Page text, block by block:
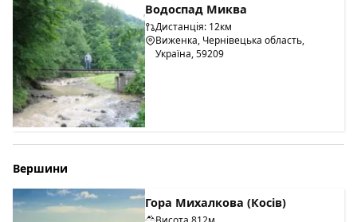
Водоспад Миква
Дистанція: 12км
Виженка, Чернівецька область,
Україна, 59209
Вершини
Гора Михалкова (Косів)